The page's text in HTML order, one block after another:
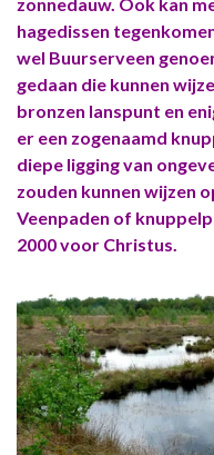
hagedissen
wel Buurserveen
gedaan die kunnen
bronzen lanspunt en
er een zogenaamd
diepe ligging van
zouden kunnen wijzen
Veenpaden of
2000 voor Christus.